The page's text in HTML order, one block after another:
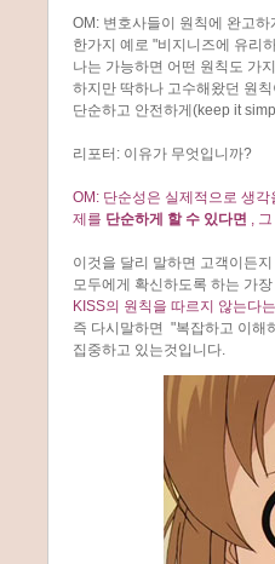
OM: 변호사들이 원칙에 완고
한가지 예로 "비지니즈에 유리
나는 가능하면 어떤 원칙도 가
하지만 딱하나 고수해왔던 원
단순하고 안전하게(keep it
리포터: 이유가 무엇입니까?
OM: 단순성은 실제적으로 생
제를 단순하게 할 수 있다면 ,
이것을 달리 말하면 고객이든
모두에게 확신하도록 하는 가
KISS의 원칙을 따르지 않는다
즉 다시말하면 "복잡하고 이해
집중하고 있는것입니다.